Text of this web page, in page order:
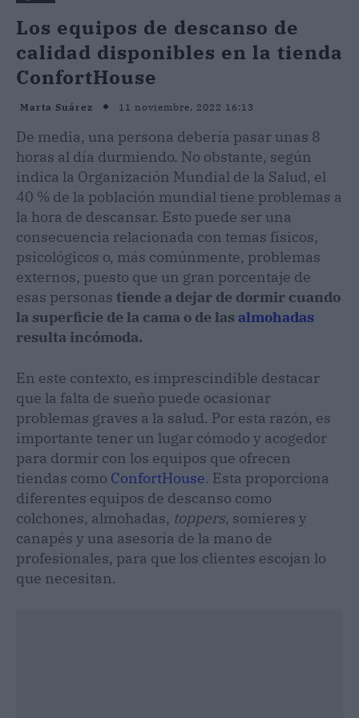
Los equipos de descanso de
calidad disponibles en la tienda
ConfortHouse
Marta Suárez 11 noviembre, 2022 16:13
De media, una persona debería pasar unas 8
horas al día durmiendo. No obstante, según
indica la Organización Mundial de la Salud, el
40 % de la población mundial tiene problemas a
la hora de descansar. Esto puede ser una
consecuencia relacionada con temas físicos,
psicológicos o, más comúnmente, problemas
externos, puesto que un gran porcentaje de
esas personas tiende a dejar de dormir cuando
la superficie de la cama o de las almohadas
resulta incómoda.
En este contexto, es imprescindible destacar
que la falta de sueño puede ocasionar
problemas graves a la salud. Por esta razón, es
importante tener un lugar cómodo y acogedor
para dormir con los equipos que ofrecen
tiendas como ConfortHouse. Esta proporciona
diferentes equipos de descanso como
colchones, almohadas, toppers, somieres y
canapés y una asesoría de la mano de
profesionales, para que los clientes escojan lo
que necesitan.